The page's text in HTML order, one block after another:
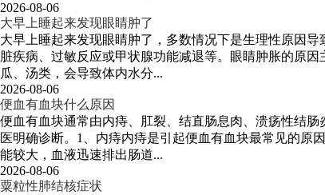
2026-08-06
大早上睡起来发现眼睛肿了
大早上睡起来发现眼睛肿了，多数情况下是生理性原因
脏疾病、过敏反应或甲状腺功能减退等。眼睛肿胀的原
瓜、汤类，会导致体内水分...
2026-08-06
便血有血块什么原因
便血有血块通常由内痔、肛裂、结直肠息肉、溃疡性结
医明确诊断。1、内痔内痔是引起便血有血块最常见的原
能较大，血液迅速排出肠道...
2026-08-06
粟粒性肺结核症状